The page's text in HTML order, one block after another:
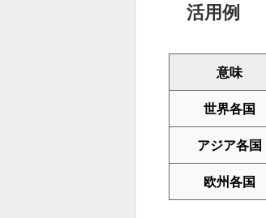
活用例
意味
世界各国
アジア各国
欧州各国